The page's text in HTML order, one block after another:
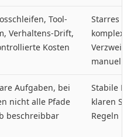
Tool-
Verhaltens-Drift,
Kosten
Starres
Aufgaben, bei
nicht alle Pfade
beschreibbar
Stabile
klaren
Regeln